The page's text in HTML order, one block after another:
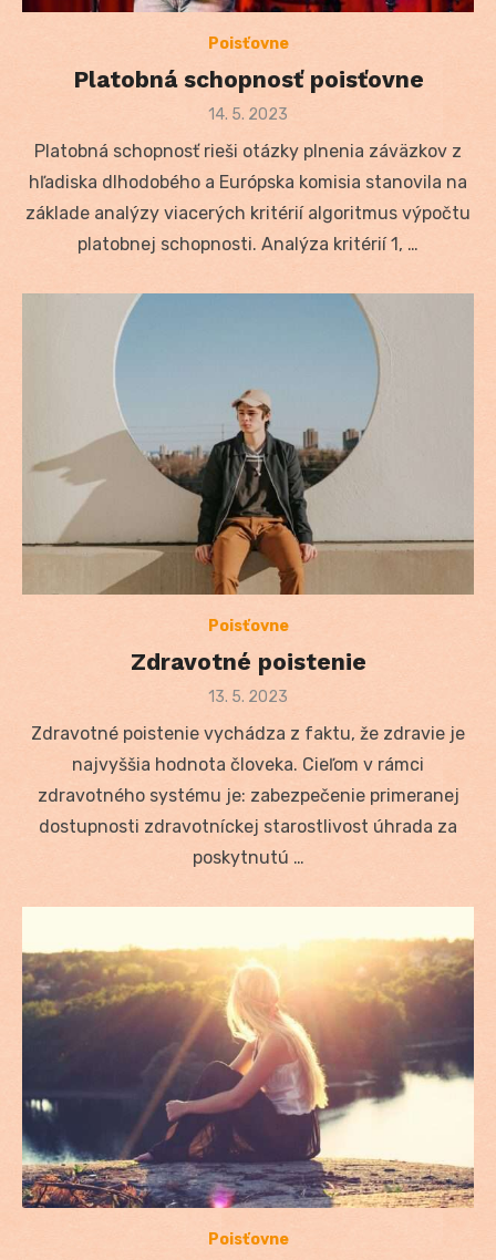
Poisťovne
Platobná schopnosť poisťovne
Posted
14. 5. 2023
Platobná schopnosť rieši otázky plnenia záväzkov z
hľadiska dlhodobého a Európska komisia stanovila na
základe analýzy viacerých kritérií algoritmus výpočtu
platobnej schopnosti. Analýza kritérií 1, …
Poisťovne
Zdravotné poistenie
Posted
13. 5. 2023
Zdravotné poistenie vychádza z faktu, že zdravie je
najvyššia hodnota človeka. Cieľom v rámci
zdravotného systému je: zabezpečenie primeranej
dostupnosti zdravotníckej starostlivost úhrada za
poskytnutú …
Poisťovne